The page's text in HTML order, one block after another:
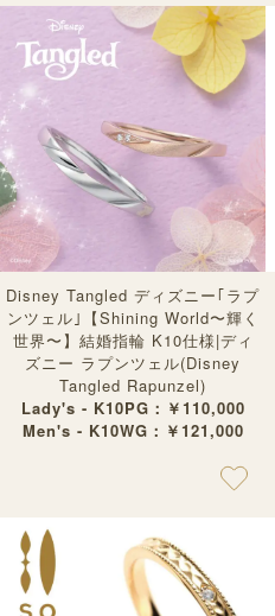
Disney Tangled ディズニー｢ラプ
ンツェル｣【Shining World〜輝く
世界〜】結婚指輪 K10仕様|ディ
ズニー ラプンツェル(Disney
Tangled Rapunzel)
Lady's - K10PG：￥110,000
Men's - K10WG：￥121,000